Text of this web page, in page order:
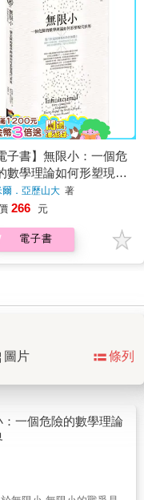
子書】無限小：一個危
數學理論如何形塑現代
爾．亞歷山大著
266 元
電子書
圖片 條列
：一個危險的數學理論